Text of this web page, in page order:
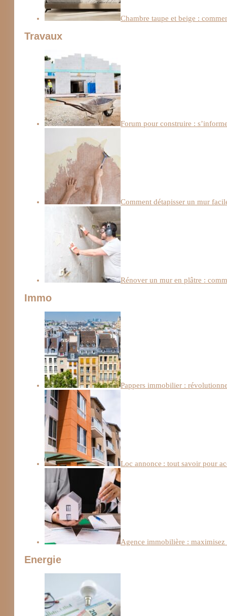
Chambre taupe et beige :
Travaux
Forum pour construire :
Comment détapisser un mur
Rénover un mur en plâtre :
Immo
Pappers immobilier :
Loc annonce : tout savoir pour
Agence immobilière :
Energie